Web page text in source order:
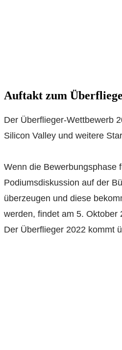
Auftakt zum
Der Überflieger-Wettbewerb
Silicon Valley und weitere
Wenn die Bewerbungsphase
Podiumsdiskussion auf der
überzeugen und diese
werden, findet am 5. Oktober
Der Überflieger 2022 kommt